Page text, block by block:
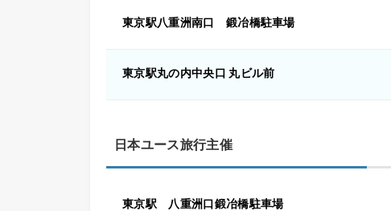
東京駅八重洲南口 鍛冶橋駐車場
東京駅丸の内中央口 丸ビル前
日本ユース旅行主催
東京駅 八重洲口鍛冶橋駐車場